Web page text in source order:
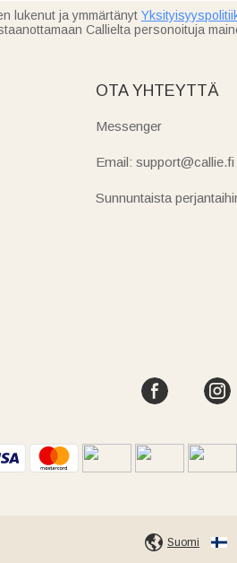
lukenut ja ymmärtänyt
Callielta personoituja
OTA YHTEYTTÄ
Messenger
Email: support@callie.fi
Sunnuntaista
Suomi